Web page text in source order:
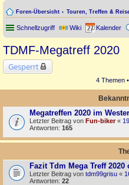
Foren-Übersicht Touren, Treffen &
Schnellzugriff Wiki Kalender
TDMF-Megatreff 2020
Gesperrt
4 Themen
Megatreffen 2020 im
Letzter Beitrag von Fun-biker«
Antworten: 165
Fazit Tdm Mega Treff 2020
Letzter Beitrag von tdm99grisu «
Antworten: 22